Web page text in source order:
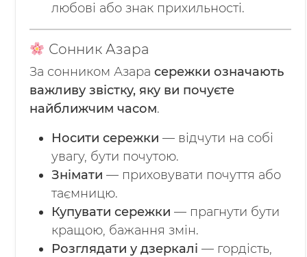
любові або знак прихильності.
Сонник Азара
За сонником Азара сережки означають
важливу звістку, яку ви почуєте
найближчим часом.
Носити сережки — відчути на собі
увагу, бути почутою.
Знімати — приховувати почуття або
таємницю.
Купувати сережки — прагнути бути
кращою, бажання змін.
Розглядати у дзеркалі — гордість,